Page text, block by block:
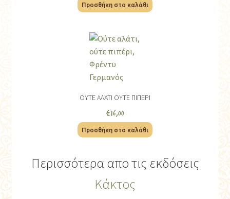
Προσθήκη στο καλάθι
ΟΥΤΕ ΑΛΑΤΙ ΟΥΤΕ ΠΙΠΕΡΙ
€16,00
Προσθήκη στο καλάθι
Περισσότερα απο τις εκδόσεις
Κάκτος